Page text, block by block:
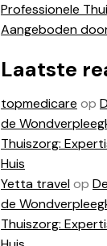
Professionele
Aangeboden
Laatste
topmedicare op
de
Thuiszorg:
Huis
Yetta travelop
de
Thuiszorg: